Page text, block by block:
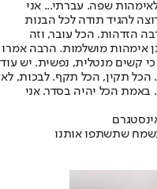
שפה. עברתי... אני
להגיד תודה לכל הבנות
הזדהות. הכל עובר, וזה
אימהות מושלמות. הרבה אמרו
קשים מנטלית, נפשית. יש עוד
הכל תקין, הכל תקף. לבכות, לא
באמת הכל יהיה בסדר. אני
שתשתפו אותנו